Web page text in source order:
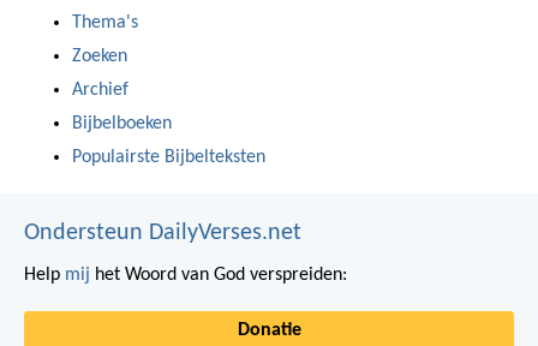
Thema's
Zoeken
Archief
Bijbelboeken
Populairste Bijbelteksten
Ondersteun DailyVerses.net
Help mij het Woord van God verspreiden:
Donatie